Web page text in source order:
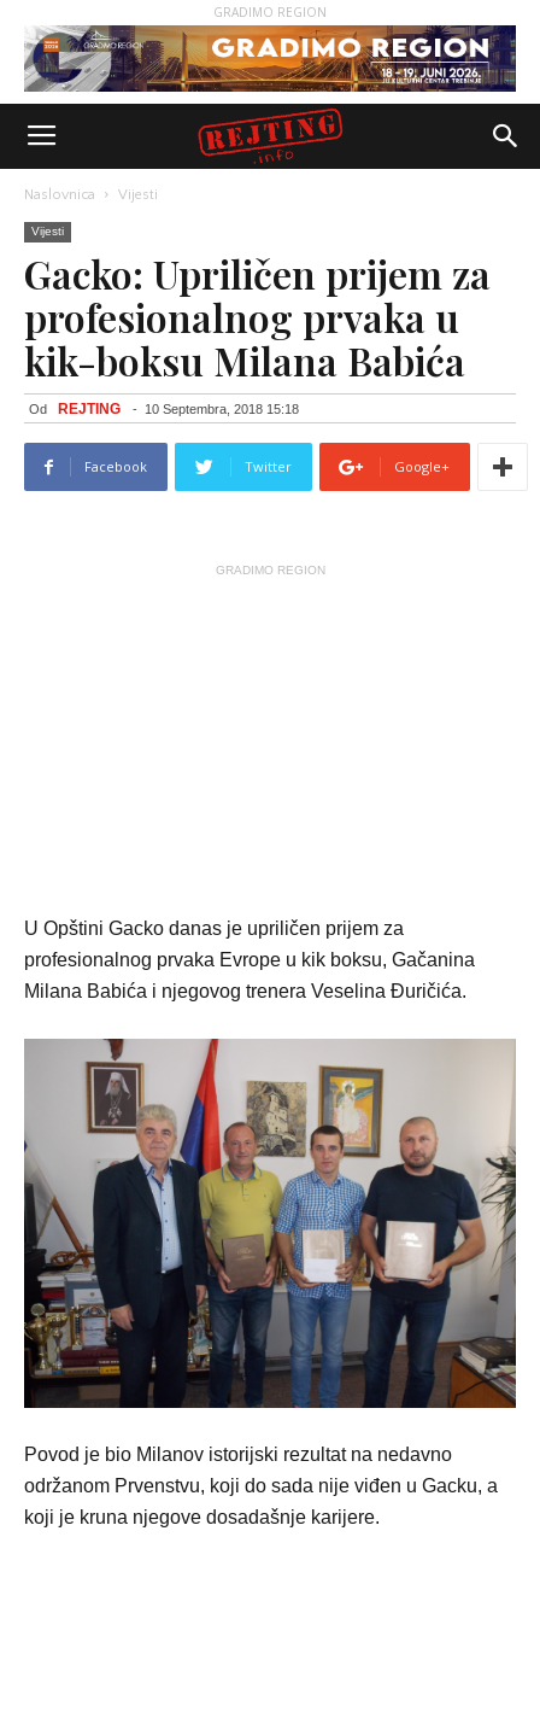
GRADIMO REGION
Naslovnica Vijesti
Vijesti
Gacko: Upriličen prijem za
profesionalnog prvaka u
kik-boksu Milana Babića
Od REJTING - 10 Septembra, 2018 15:18
Facebook Twitter Google+
GRADIMO REGION
U Opštini Gacko danas je upriličen prijem za
profesionalnog prvaka Evrope u kik boksu, Gačanina
Milana Babića i njegovog trenera Veselina Đuričića.
Povod je bio Milanov istorijski rezultat na nedavno
održanom Prvenstvu, koji do sada nije viđen u Gacku, a
koji je kruna njegove dosadašnje karijere.